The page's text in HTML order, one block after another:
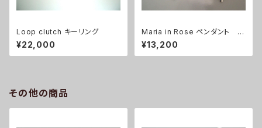
Loop clutch キーリング
¥22,000
Maria in Rose ペンダント S
V & Brass
¥13,200
その他の商品